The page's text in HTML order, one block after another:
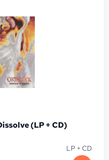
(LP + CD)
LP + CD